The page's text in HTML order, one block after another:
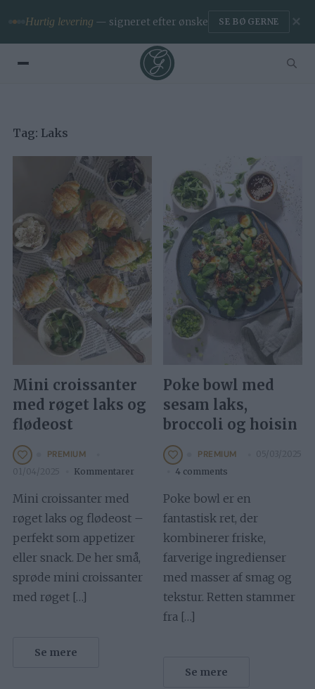
Hurtig levering — signeret efter ønske SE BØGERNE ✕
Tag: Laks
Mini croissanter
med røget laks og
flødeost
PREMIUM
01/04/2025 Kommentarer
Mini croissanter med
røget laks og flødeost –
perfekt som appetizer
eller snack. De her små,
sprøde mini croissanter
med røget […]
Se mere
Poke bowl med
sesam laks,
broccoli og hoisin
PREMIUM
05/03/2025
4 comments
Poke bowl er en
fantastisk ret, der
kombinerer friske,
farverige ingredienser
med masser af smag og
tekstur. Retten stammer
fra […]
Se mere